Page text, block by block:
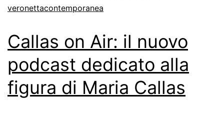
veronettacontemporanea
Callas on Air: il nuovo
podcast dedicato alla
figura di Maria Callas